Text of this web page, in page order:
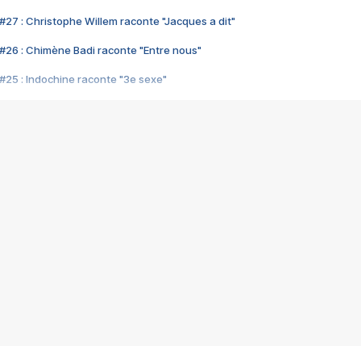
#27 : Christophe Willem raconte "Jacques a dit"
#26 : Chimène Badi raconte "Entre nous"
#25 : Indochine raconte "3e sexe"